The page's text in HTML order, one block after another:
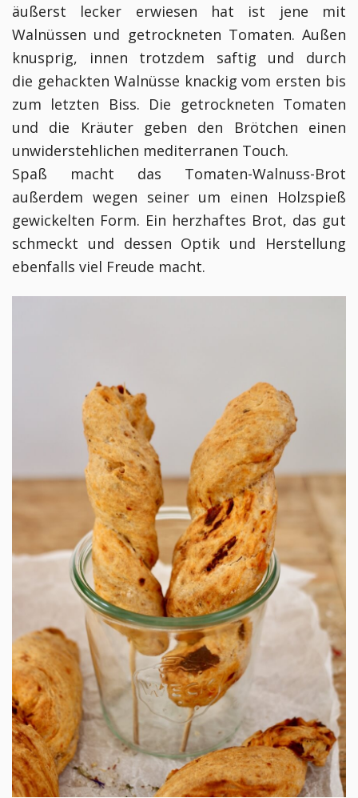
äußerst lecker erwiesen hat ist jene mit
Walnüssen und getrockneten Tomaten. Außen
knusprig, innen trotzdem saftig und durch
die gehackten Walnüsse knackig vom ersten bis
zum letzten Biss. Die getrockneten Tomaten
und die Kräuter geben den Brötchen einen
unwiderstehlichen mediterranen Touch.
Spaß macht das Tomaten-Walnuss-Brot
außerdem wegen seiner um einen Holzspieß
gewickelten Form. Ein herzhaftes Brot, das gut
schmeckt und dessen Optik und Herstellung
ebenfalls viel Freude macht.